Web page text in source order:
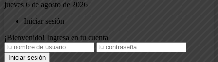
jueves 6 de agosto de 2026
Iniciar sesión
¡Bienvenido! Ingresa en tu cuenta